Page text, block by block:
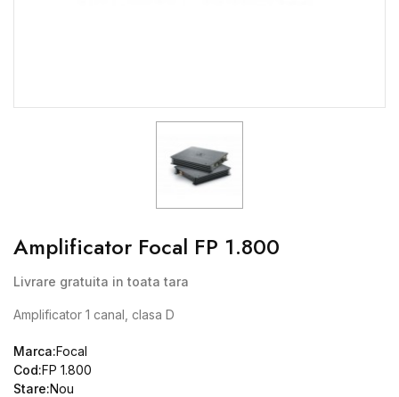
Amplificator Focal FP 1.800
Livrare gratuita in toata tara
Amplificator 1 canal, clasa D
Marca:Focal
Cod:FP 1.800
Stare:Nou